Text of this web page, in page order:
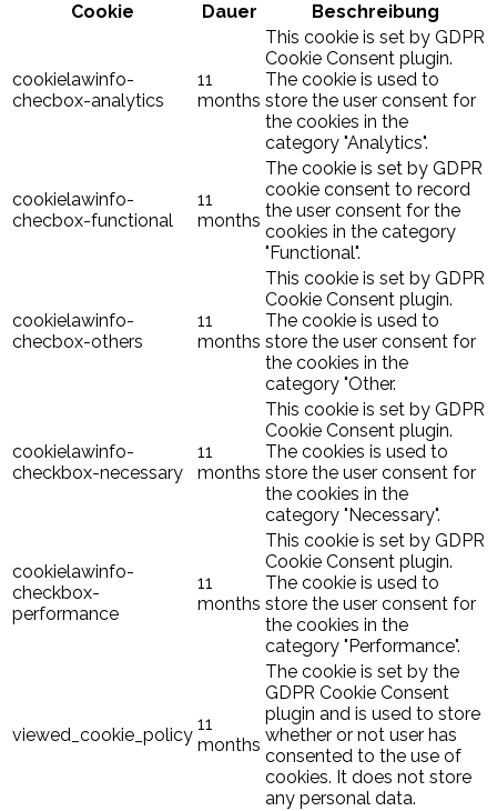
Cookie
Dauer Beschreibung
cookielawinfo-
checbox-analytics
11
months
This cookie is set by GDPR
Cookie Consent plugin.
The cookie is used to
store the user consent for
the cookies in the
category "Analytics".
cookielawinfo-
checbox-functional
11
months
The cookie is set by GDPR
cookie consent to record
the user consent for the
cookies in the category
"Functional".
cookielawinfo-
checbox-others
11
months
This cookie is set by GDPR
Cookie Consent plugin.
The cookie is used to
store the user consent for
the cookies in the
category "Other.
cookielawinfo-
checkbox-necessary
11
months
This cookie is set by GDPR
Cookie Consent plugin.
The cookies is used to
store the user consent for
the cookies in the
category "Necessary".
cookielawinfo-
checkbox-
performance
11
months
This cookie is set by GDPR
Cookie Consent plugin.
The cookie is used to
store the user consent for
the cookies in the
category "Performance".
viewed_cookie_policy
11
months
The cookie is set by the
GDPR Cookie Consent
plugin and is used to store
whether or not user has
consented to the use of
cookies. It does not store
any personal data.